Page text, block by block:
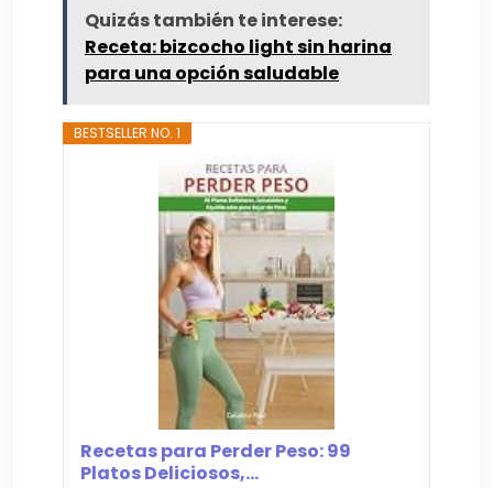
Quizás también te interese:
Receta: bizcocho light sin harina
para una opción saludable
BESTSELLER NO. 1
Recetas para Perder Peso: 99
Platos Deliciosos,...